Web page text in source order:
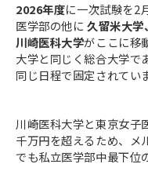
2026年度に一次試験を2
医学部の他に久留米大学
川崎医科大学がここに移
大学と同じく総合大学で
同じ日程で固定されてい
川崎医科大学と東京女子
千万円を超えるため、メ
でも私立医学部中最下位